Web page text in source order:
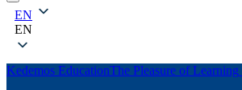
EN
EN
Kedemos EducationThe Pleasure of Learning